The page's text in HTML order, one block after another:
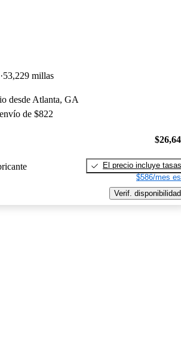
53,229 millas
desde Atlanta, GA
de $822
El precio incluye tasas
$586/mes
Verif. disponibilidad